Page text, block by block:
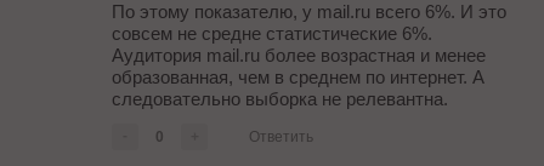
По этому показателю, у mail.ru всего 6%. И это
совсем не средне статистические 6%.
Аудитория mail.ru более возрастная и менее
образованная, чем в среднем по интернет. А
следовательно выборка не релевантна.
0 Ответить